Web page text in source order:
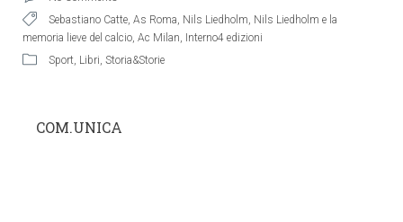
Sebastiano Catte, As Roma, Nils Liedholm, Nils Liedholm e la
memoria lieve del calcio, Ac Milan, Interno4 edizioni
Sport, Libri, Storia&Storie
COM.UNICA